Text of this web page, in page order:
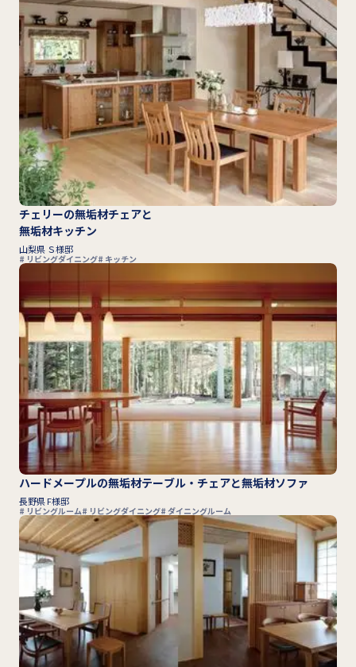
チェリーの無垢材チェアと
無垢材キッチン
山梨県 Ｓ様邸
リビングダイニング キッチン
ハードメープルの無垢材テーブル・チェアと無垢材ソファ
長野県 F様邸
リビングルーム リビングダイニング ダイニングルーム